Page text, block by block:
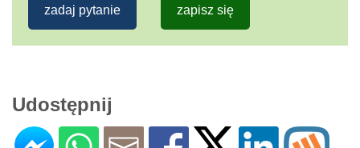
zadaj pytanie zapisz się
Udostępnij